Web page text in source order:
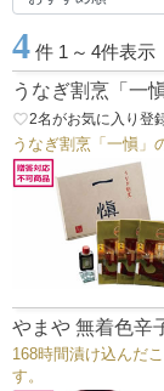
4 件 1 ～ 4件表示
うなぎ割烹「一
favorite_border2名がお気に入り登
うなぎ割烹「一愼」
やまや 無着色辛
168時間漬け込んだ
す。